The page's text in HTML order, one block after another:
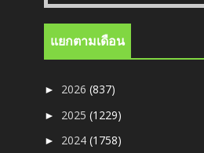
แยกตามเดือน
► 2026(837)
► 2025(1229)
► 2024(1758)